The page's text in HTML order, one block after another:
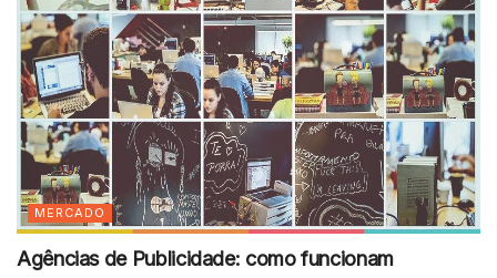
MERCADO
Agências de Publicidade: como funcionam